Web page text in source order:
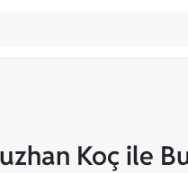
Koç ile